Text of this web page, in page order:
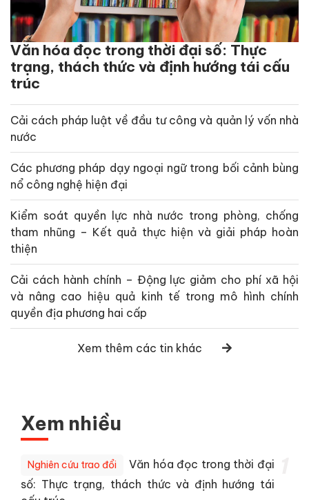
Văn hóa đọc trong thời đại số: Thực
trạng, thách thức và định hướng tái cấu
trúc
Cải cách pháp luật về đầu tư công và quản lý vốn nhà
nước
Các phương pháp dạy ngoại ngữ trong bối cảnh bùng
nổ công nghệ hiện đại
Kiểm soát quyền lực nhà nước trong phòng, chống
tham nhũng – Kết quả thực hiện và giải pháp hoàn
thiện
Cải cách hành chính – Động lực giảm cho phí xã hội
và nâng cao hiệu quả kinh tế trong mô hình chính
quyền địa phương hai cấp
Xem thêm các tin khác
Xem nhiều
Nghiên cứu trao đổi
Văn hóa đọc trong thời đại
số: Thực trạng, thách thức và định hướng tái